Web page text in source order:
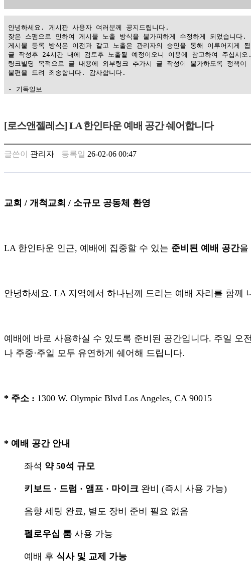
안녕하세요. 게시판 사용자 여러분께 공지드립니다.
잦은 스팸으로 인하여 게시물 노출 방식을 불가피하게 수정하게 되었습니다.
게시물 등록 방식은 이전과 같고 노출은 관리자의 승인을 통해 이루어지게
글 작성후 24시간 내에 검토후 노출될 예정이오니 이용에 참고하여 주십시오.
링크빌딩 목적으로 글 내용에 외부링크 추가시 글 작성이 불가하도록 정책이
불편을 드려 죄송합니다. 감사합니다.
- 기독일보
만
찾
기
크
소
출
러
약
야
비
[로스앤젤레스] LA 한인타운 예배 공간 쉐어합니다
글쓴이 관리자 등록일 26-02-06 00:47
교회 / 개척교회 / 소규모 공동체 환영
LA 한인타운 인근, 예배에 집중할 수 있는 준비된 예배 공간을
안녕하세요. LA 지역에서 하나님께 드리는 예배 자리를 함께
예배에 바로 사용하실 수 있도록 준비된 공간입니다. 주일
나 주중·주일 모두 유연하게 쉐어해 드립니다.
* 주소 : 1300 W. Olympic Blvd Los Angeles, CA 90015
* 예배 공간 안내
좌석 약 50석 규모
키보드 · 드럼 · 앰프 · 마이크 완비 (즉시 사용 가능)
음향 세팅 완료, 별도 장비 준비 필요 없음
펠로우십 룸 사용 가능
예배 후 식사 및 교제 가능